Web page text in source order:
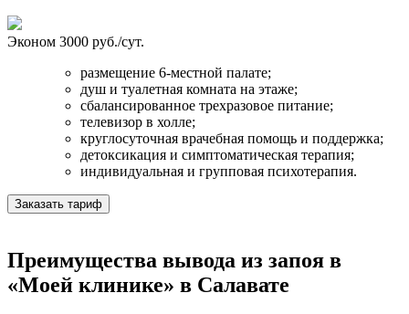
Эконом 3000 руб./сут.
размещение 6-местной палате;
душ и туалетная комната на этаже;
сбалансированное трехразовое питание;
телевизор в холле;
круглосуточная врачебная помощь и поддержка;
детоксикация и симптоматическая терапия;
индивидуальная и групповая психотерапия.
Заказать тариф
Преимущества вывода из запоя в
«Моей клинике» в Салавате